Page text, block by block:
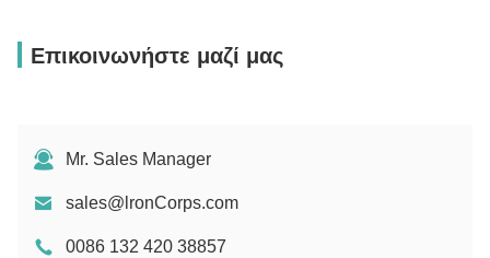
Επικοινωνήστε μαζί μας
Mr. Sales Manager
sales@lronCorps.com
0086 132 420 38857